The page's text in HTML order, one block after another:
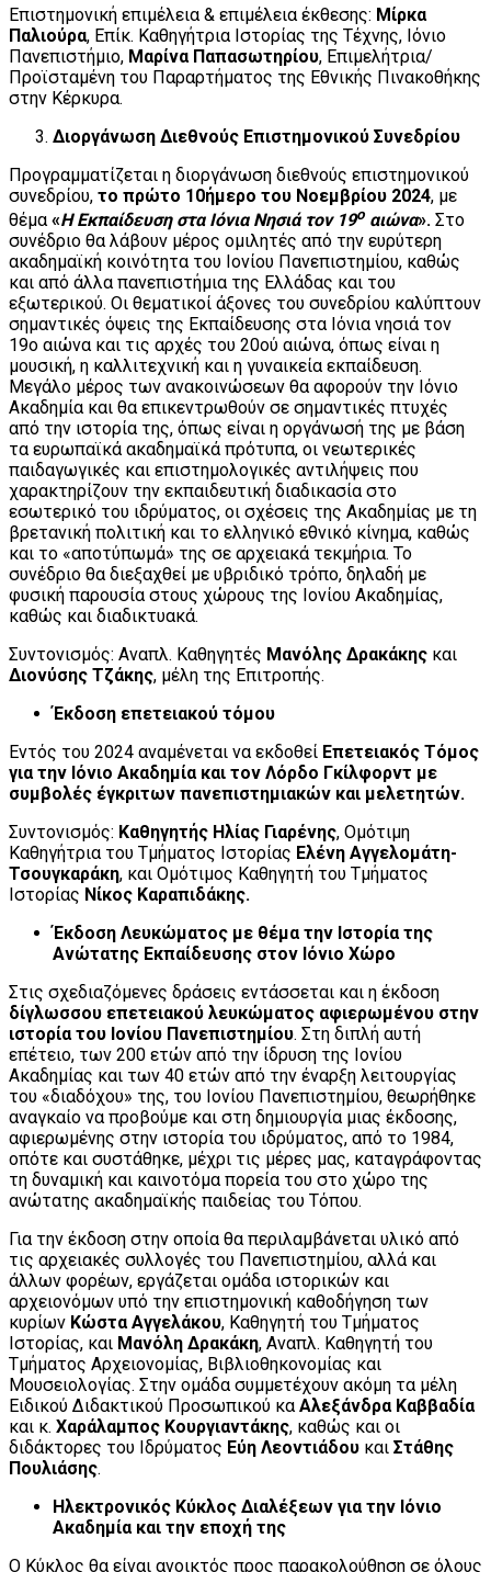
Επιστημονική επιμέλεια & επιμέλεια έκθεσης: Μίρκα
Παλιούρα, Επίκ. Καθηγήτρια Ιστορίας της Τέχνης, Ιόνιο
Πανεπιστήμιο, Μαρίνα Παπασωτηρίου, Επιμελήτρια/
Προϊσταμένη του Παραρτήματος της Εθνικής Πινακοθήκης
στην Κέρκυρα.
Διοργάνωση Διεθνούς Επιστημονικού Συνεδρίου
Προγραμματίζεται η διοργάνωση διεθνούς επιστημονικού
συνεδρίου, το πρώτο 10ήμερο του Νοεμβρίου 2024, με
θέμα«Η Εκπαίδευση στα Ιόνια Νησιά τον 19ο αιώνα». Στο
συνέδριο θα λάβουν μέρος ομιλητές από την ευρύτερη
ακαδημαϊκή κοινότητα του Ιονίου Πανεπιστημίου, καθώς
και από άλλα πανεπιστήμια της Ελλάδας και του
εξωτερικού. Οι θεματικοί άξονες του συνεδρίου καλύπτουν
σημαντικές όψεις της Εκπαίδευσης στα Ιόνια νησιά τον
19ο αιώνα και τις αρχές του 20ού αιώνα, όπως είναι η
μουσική, η καλλιτεχνική και η γυναικεία εκπαίδευση.
Μεγάλο μέρος των ανακοινώσεων θα αφορούν την Ιόνιο
Ακαδημία και θα επικεντρωθούν σε σημαντικές πτυχές
από την ιστορία της, όπως είναι η οργάνωσή της με βάση
τα ευρωπαϊκά ακαδημαϊκά πρότυπα, οι νεωτερικές
παιδαγωγικές και επιστημολογικές αντιλήψεις που
χαρακτηρίζουν την εκπαιδευτική διαδικασία στο
εσωτερικό του ιδρύματος, οι σχέσεις της Ακαδημίας με τη
βρετανική πολιτική και το ελληνικό εθνικό κίνημα, καθώς
και το «αποτύπωμά» της σε αρχειακά τεκμήρια. Το
συνέδριο θα διεξαχθεί με υβριδικό τρόπο, δηλαδή με
φυσική παρουσία στους χώρους της Ιονίου Ακαδημίας,
καθώς και διαδικτυακά.
Συντονισμός: Αναπλ. Καθηγητές Μανόλης Δρακάκης και
Διονύσης Τζάκης, μέλη της Επιτροπής.
Έκδοση επετειακού τόμου
Εντός του 2024 αναμένεται να εκδοθεί Επετειακός Τόμος
για την Ιόνιο Ακαδημία και τον Λόρδο Γκίλφορντ με
συμβολές έγκριτων πανεπιστημιακών και μελετητών.
Συντονισμός: Καθηγητής Ηλίας Γιαρένης, Ομότιμη
Καθηγήτρια του Τμήματος Ιστορίας Ελένη Αγγελομάτη-
Τσουγκαράκη, και Ομότιμος Καθηγητή του Τμήματος
Ιστορίας Νίκος Καραπιδάκης.
Έκδοση Λευκώματος με θέμα την Ιστορία της
Ανώτατης Εκπαίδευσης στον Ιόνιο Χώρο
Στις σχεδιαζόμενες δράσεις εντάσσεται και η έκδοση
δίγλωσσου επετειακού λευκώματος αφιερωμένου στην
ιστορία του Ιονίου Πανεπιστημίου. Στη διπλή αυτή
επέτειο, των 200 ετών από την ίδρυση της Ιονίου
Ακαδημίας και των 40 ετών από την έναρξη λειτουργίας
του «διαδόχου» της, του Ιονίου Πανεπιστημίου, θεωρήθηκε
αναγκαίο να προβούμε και στη δημιουργία μιας έκδοσης,
αφιερωμένης στην ιστορία του ιδρύματος, από το 1984,
οπότε και συστάθηκε, μέχρι τις μέρες μας, καταγράφοντας
τη δυναμική και καινοτόμα πορεία του στο χώρο της
ανώτατης ακαδημαϊκής παιδείας του Τόπου.
Για την έκδοση στην οποία θα περιλαμβάνεται υλικό από
τις αρχειακές συλλογές του Πανεπιστημίου, αλλά και
άλλων φορέων, εργάζεται ομάδα ιστορικών και
αρχειονόμων υπό την επιστημονική καθοδήγηση των
κυρίων Κώστα Αγγελάκου, Καθηγητή του Τμήματος
Ιστορίας, και Μανόλη Δρακάκη, Αναπλ. Καθηγητή του
Τμήματος Αρχειονομίας, Βιβλιοθηκονομίας και
Μουσειολογίας. Στην ομάδα συμμετέχουν ακόμη τα μέλη
Ειδικού Διδακτικού Προσωπικού καΑλεξάνδρα Καββαδία
και κ. Χαράλαμπος Κουργιαντάκης, καθώς και οι
διδάκτορες του Ιδρύματος Εύη Λεοντιάδου και Στάθης
Πουλιάσης.
Ηλεκτρονικός Κύκλος Διαλέξεων για την Ιόνιο
Ακαδημία και την εποχή της
Ο Κύκλος θα είναι ανοικτός προς παρακολούθηση σε όλους